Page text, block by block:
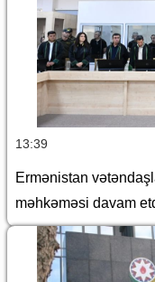
13:39
Ermənistan
məhkəməsi davam